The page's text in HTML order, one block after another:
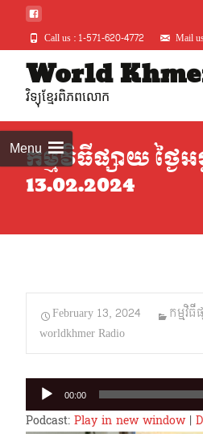
Call us : 1-571-620-4772 Mail
World
វិទ្យុខ្មែរពិភពលោក
Menuកម្មវិធីផ្សាយ ថ្ងៃអង្
13.02.2024
February 13, 2024
កម្មវិធី
worldkhmer Radio
Audio
Player
00:00
Podcast: Play in new window|